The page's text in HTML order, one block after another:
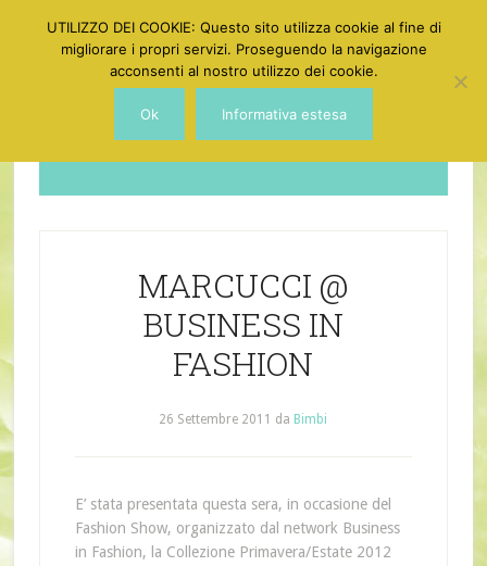
Dotgirl
MARCUCCI @
BUSINESS IN
FASHION
26 Settembre 2011 da Bimbi
E’ stata presentata questa sera, in occasione del
Fashion Show, organizzato dal network Business
in Fashion, la Collezione Primavera/Estate 2012
UTILIZZO DEI COOKIE: Questo sito utilizza cookie al fine di
migliorare i propri servizi. Proseguendo la navigazione
acconsenti al nostro utilizzo dei cookie.
Ok Informativa estesa